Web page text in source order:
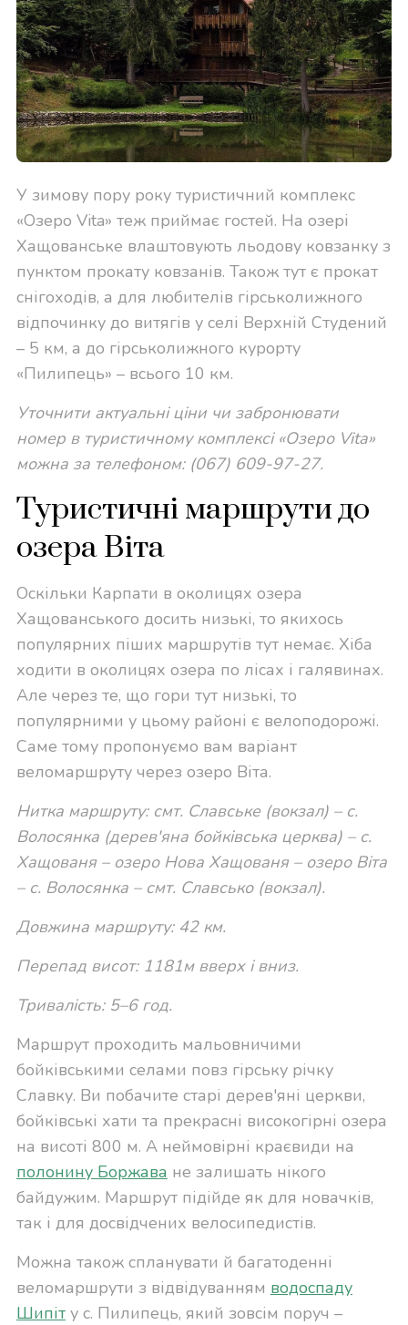
У зимову пору року туристичний комплекс
«Озеро Vita» теж приймає гостей. На озері
Хащованське влаштовують льодову ковзанку з
пунктом прокату ковзанів. Також тут є прокат
снігоходів, а для любителів гірськолижного
відпочинку до витягів у селі Верхній Студений
– 5 км, а до гірськолижного курорту
«Пилипець» – всього 10 км.
Уточнити актуальні ціни чи забронювати
номер в туристичному комплексі «Озеро Vita»
можна за телефоном: (067) 609-97-27.
Туристичні маршрути до
озера Віта
Оскільки Карпати в околицях озера
Хащованського досить низькі, то якихось
популярних піших маршрутів тут немає. Хіба
ходити в околицях озера по лісах і галявинах.
Але через те, що гори тут низькі, то
популярними у цьому районі є велоподорожі.
Саме тому пропонуємо вам варіант
веломаршруту через озеро Віта.
Нитка маршруту: смт. Славське (вокзал) – с.
Волосянка (дерев'яна бойківська церква) – с.
Хащованя – озеро Нова Хащованя – озеро Віта
– с. Волосянка – смт. Славсько (вокзал).
Довжина маршруту: 42 км.
Перепад висот: 1181м вверх і вниз.
Тривалість: 5–6 год.
Маршрут проходить мальовничими
бойківськими селами повз гірську річку
Славку. Ви побачите старі дерев'яні церкви,
бойківські хати та прекрасні високогірні озера
на висоті 800 м. А неймовірні краєвиди на
полонину Боржава не залишать нікого
байдужим. Маршрут підійде як для новачків,
так і для досвідчених велосипедистів.
Можна також спланувати й багатоденні
веломаршрути з відвідуванням водоспаду
Шипіту с. Пилипець, який зовсім поруч –